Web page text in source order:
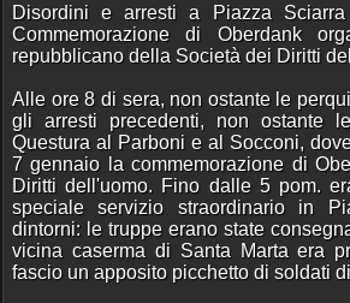
Disordini e arresti a Piazza
Commemorazione di Oberdank
repubblicano della Società dei Diritti
Alle ore 8 di sera, non ostante le
gli arresti precedenti, non ostante
Questura al Parboni e al Socconi,
7 gennaio la commemorazione di
Diritti dell'uomo. Fino dalle 5 pom.
speciale servizio straordinario in
dintorni: le truppe erano state
vicina caserma di Santa Marta era
fascio un apposito picchetto di soldati